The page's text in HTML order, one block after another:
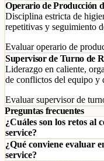
Operario de Producción
Disciplina estricta de
repetitivas y seguimiento
Evaluar operario de
Supervisor de Turno de
Liderazgo en caliente,
de conflictos del equipo y
Evaluar supervisor de
Preguntas frecuentes
¿Cuáles son los retos al
service?
¿Qué conviene evaluar
service?